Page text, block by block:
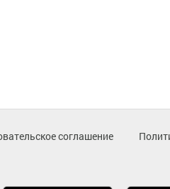
соглашение